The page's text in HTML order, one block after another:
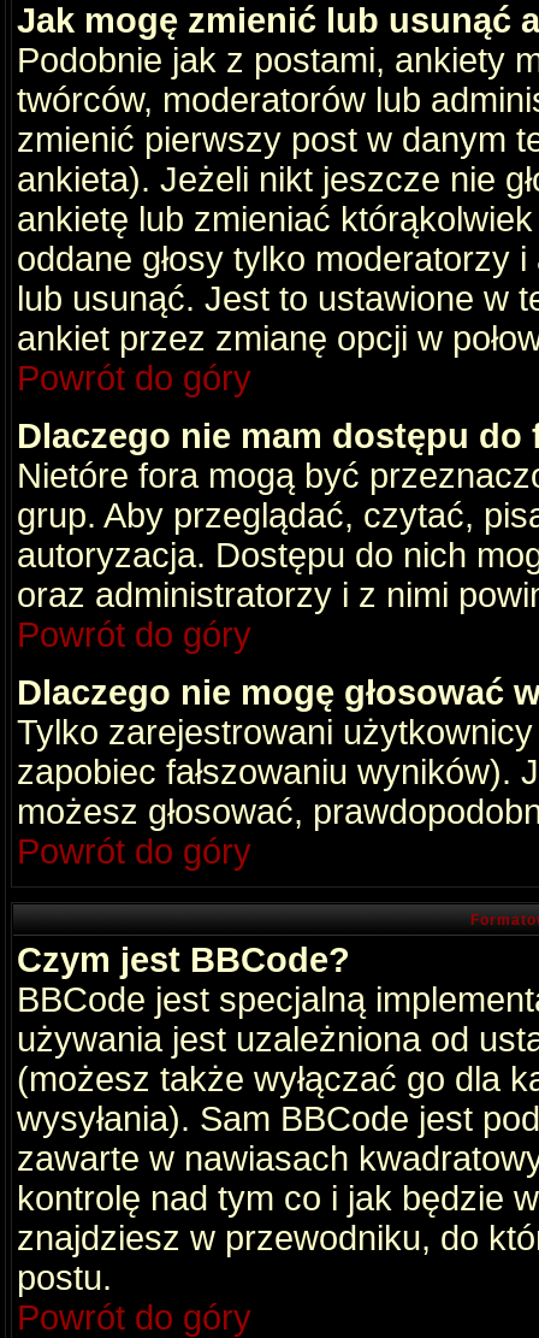
Jak mogę zmienić lub usunąć
Podobnie jak z postami, ankiety
twórców, moderatorów lub
zmienić pierwszy post w danym
ankieta). Jeżeli nikt jeszcze nie
ankietę lub zmieniać
oddane głosy tylko moderatorzy
lub usunąć. Jest to ustawione w
ankiet przez zmianę opcji w
Powrót do góry
Dlaczego nie mam dostępu do
Nietóre fora mogą być
grup. Aby przeglądać, czytać,
autoryzacja. Dostępu do nich
oraz administratorzy i z nimi
Powrót do góry
Dlaczego nie mogę głosować
Tylko zarejestrowani
zapobiec fałszowaniu wyników).
możesz głosować,
Powrót do góry
Czym jest BBCode?
BBCode jest specjalną
używania jest uzależniona od
(możesz także wyłączać go dla
wysyłania). Sam BBCode jest
zawarte w nawiasach
kontrolę nad tym co i jak będzie
znajdziesz w przewodniku, do
postu.
Powrót do góry